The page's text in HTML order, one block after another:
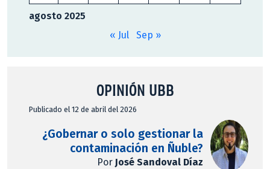
agosto 2025
« Jul Sep »
OPINIÓN UBB
Publicado el 12 de abril del 2026
¿Gobernar o solo gestionar la
contaminación en Ñuble?
Por José Sandoval Díaz